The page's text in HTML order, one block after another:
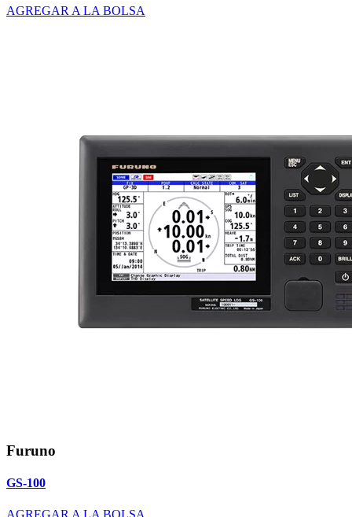
AGREGAR A LA BOLSA
Furuno
GS-100
AGREGAR A LA BOLSA